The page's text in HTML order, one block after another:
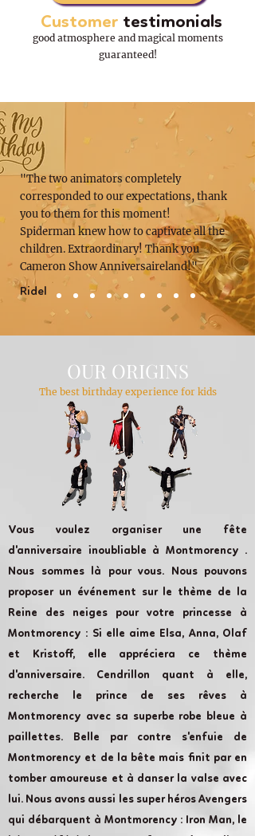
good atmosphere and magical moments
guaranteed!
Customer testimonials
"The two animators completely
corresponded to our expectations, thank
you to them for this moment!
Spiderman knew how to captivate all the
children. Extraordinary! Thank you
Cameron Show Anniversaireland!"
Ridel
OUR ORIGINS
The best birthday experience for kids
Vous voulez organiser une fête
d'anniversaire inoubliable à Montmorency .
Nous sommes là pour vous. Nous pouvons
proposer un événement sur le thème de la
Reine des neiges pour votre princesse à
Montmorency : Si elle aime Elsa, Anna, Olaf
et Kristoff, elle appréciera ce thème
d'anniversaire. Cendrillon quant à elle,
recherche le prince de ses rêves à
Montmorency avec sa superbe robe bleue à
paillettes. Belle par contre s'enfuie de
Montmorency et de la bête mais finit par en
tomber amoureuse et à danser la valse avec
lui. Nous avons aussi les super héros Avengers
qui débarquent à Montmorency : Iron Man, le